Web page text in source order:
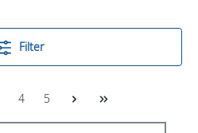
Filter
4 5